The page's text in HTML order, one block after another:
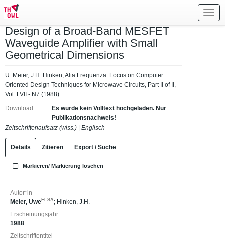
Design of a Broad-Band MESFET
Waveguide Amplifier with Small
Geometrical Dimensions
U. Meier, J.H. Hinken, Alta Frequenza: Focus on Computer
Oriented Design Techniques for Microwave Circuits, Part II of II,
Vol. LVII - N7 (1988).
Download
Es wurde kein Volltext hochgeladen. Nur
Publikationsnachweis!
Zeitschriftenaufsatz (wiss.)
Englisch
Details Zitieren Export / Suche
Markieren/ Markierung löschen
Autor*in
Meier, Uwe ELSA ; Hinken, J.H.
Erscheinungsjahr
1988
Zeitschriftentitel